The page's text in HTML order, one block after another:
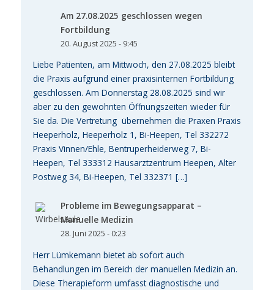
Am 27.08.2025 geschlossen wegen
Fortbildung
20. August 2025 - 9:45
Liebe Patienten, am Mittwoch, den 27.08.2025 bleibt
die Praxis aufgrund einer praxisinternen Fortbildung
geschlossen. Am Donnerstag 28.08.2025 sind wir
aber zu den gewohnten Öffnungszeiten wieder für
Sie da. Die Vertretung übernehmen die Praxen Praxis
Heeperholz, Heeperholz 1, Bi-Heepen, Tel 332272
Praxis Vinnen/Ehle, Bentruperheiderweg 7, Bi-
Heepen, Tel 333312 Hausarztzentrum Heepen, Alter
Postweg 34, Bi-Heepen, Tel 332371 […]
Probleme im Bewegungsapparat –
Manuelle Medizin
28. Juni 2025 - 0:23
Herr Lümkemann bietet ab sofort auch
Behandlungen im Bereich der manuellen Medizin an.
Diese Therapieform umfasst diagnostische und